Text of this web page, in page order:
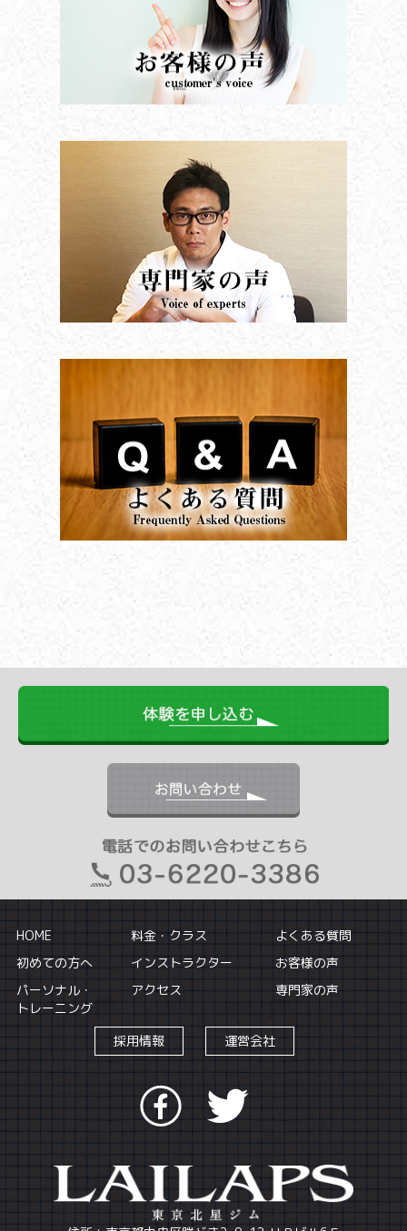
HOME 料金・クラス
よくある質問
初めての方へ
インストラクター
お客様の声
パーソナル・
トレーニング
アクセス 専門家の声
採用情報 運営会社